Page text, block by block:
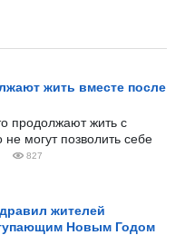
жить вместе после
продолжают жить с
могут позволить себе
827
жителей
Новым Годом